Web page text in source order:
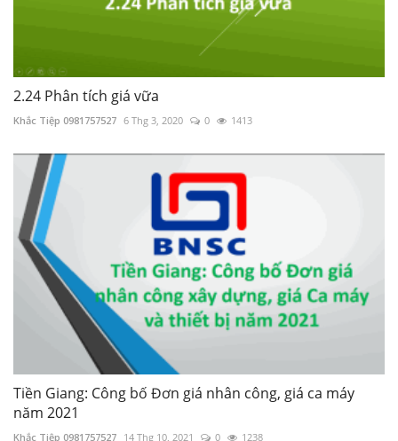
2.24 Phân tích giá vữa
Khắc Tiệp 0981757527 6 Thg 3, 2020 0 1413
Tiền Giang: Công bố Đơn giá nhân công, giá ca máy
năm 2021
Khắc Tiệp 0981757527 14 Thg 10, 2021 0 1238